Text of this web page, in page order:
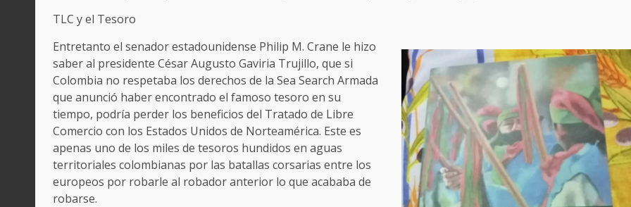
TLC y el Tesoro
Entretanto el senador estadounidense Philip M. Crane le hizo
saber al presidente César Augusto Gaviria Trujillo, que si
Colombia no respetaba los derechos de la Sea Search Armada
que anunció haber encontrado el famoso tesoro en su
tiempo, podría perder los beneficios del Tratado de Libre
Comercio con los Estados Unidos de Norteamérica. Este es
apenas uno de los miles de tesoros hundidos en aguas
territoriales colombianas por las batallas corsarias entre los
europeos por robarle al robador anterior lo que acababa de
robarse.